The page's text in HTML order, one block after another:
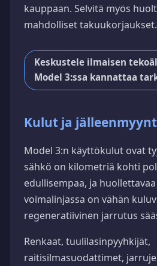
kauppaan. Selvitä myös
mahdolliset takuukorjaukset.
Keskustele ilmaisen
Model 3:ssa kannattaa
Kulut ja
Model 3:n käyttökulut ovat
sähkö on kilometriä kohti
edullisempaa, ja
voimalinjassa on vähän
regeneratiivinen jarrutus
Renkaat, tuulilasinpyyhkijät,
raitisilmasuodattimet,